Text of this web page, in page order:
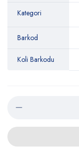
Kategori
Barkod
Koli Barkodu